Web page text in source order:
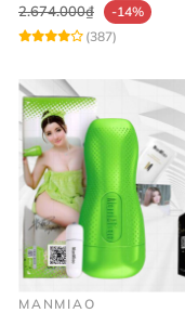
2.674.000₫
-14%
(387)
MANMIAO